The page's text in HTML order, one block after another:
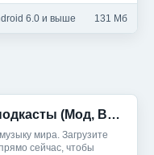
6.0 и выше 131 Мб
Spotify: музыка и подкасты (Мод, Всё разблокировано)
мира. Загрузите
сейчас, чтобы